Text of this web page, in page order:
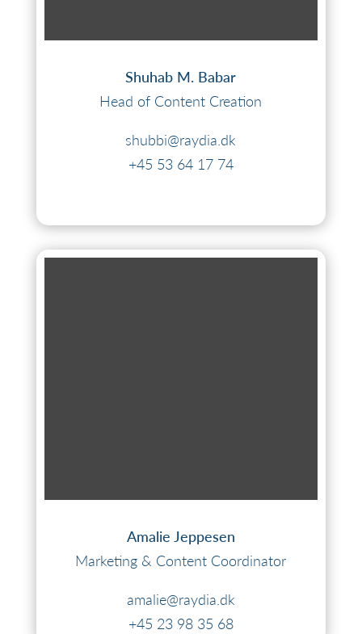
Shuhab M. Babar
Head of Content Creation
shubbi@raydia.dk
+45 53 64 17 74
Amalie Jeppesen
Marketing & Content Coordinator
amalie@raydia.dk
+45 23 98 35 68